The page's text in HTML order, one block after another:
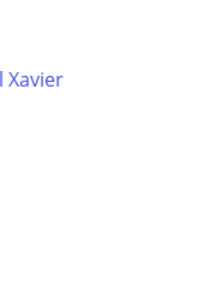
Xavier